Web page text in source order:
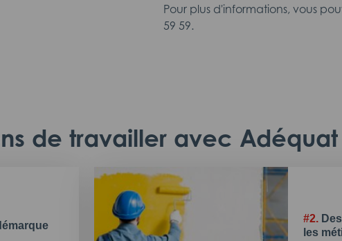
Pour plus d'informations, vous
59 59.
de travailler avec Adéquat
#2.
les